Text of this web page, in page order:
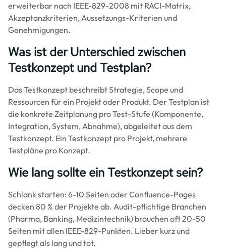
erweiterbar nach IEEE-829-2008 mit RACI-Matrix,
Akzeptanzkriterien, Aussetzungs-Kriterien und
Genehmigungen.
Was ist der Unterschied zwischen
Testkonzept und Testplan?
Das Testkonzept beschreibt Strategie, Scope und
Ressourcen für ein Projekt oder Produkt. Der Testplan ist
die konkrete Zeitplanung pro Test-Stufe (Komponente,
Integration, System, Abnahme), abgeleitet aus dem
Testkonzept. Ein Testkonzept pro Projekt, mehrere
Testpläne pro Konzept.
Wie lang sollte ein Testkonzept sein?
Schlank starten: 6-10 Seiten oder Confluence-Pages
decken 80 % der Projekte ab. Audit-pflichtige Branchen
(Pharma, Banking, Medizintechnik) brauchen oft 20-50
Seiten mit allen IEEE-829-Punkten. Lieber kurz und
gepflegt als lang und tot.